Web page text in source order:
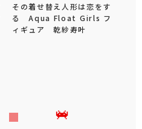
その着せ替え人形は恋をす
る Aqua Float Girls フ
ィギュア 乾紗寿叶